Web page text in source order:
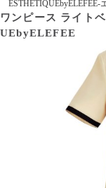
ワンピース ライト
UEbyELEFEE